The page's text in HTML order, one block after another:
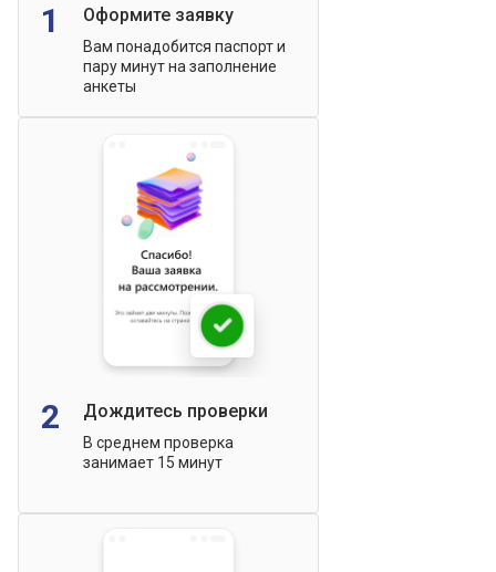
1 Оформите заявку
Вам понадобится паспорт и
пару минут на заполнение
анкеты
2 Дождитесь проверки
В среднем проверка
занимает 15 минут